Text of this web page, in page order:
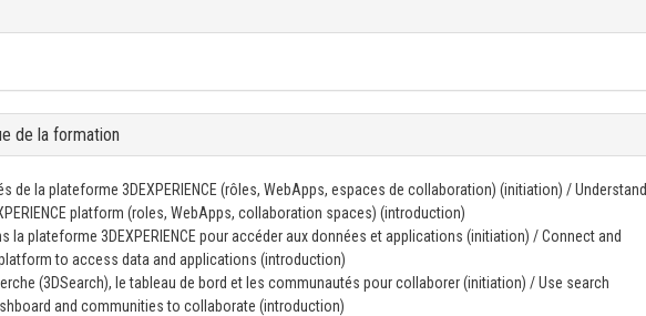
de la formation
de la plateforme 3DEXPERIENCE (rôles, WebApps, espaces de collaboration) (initiation) / Understand
platform (roles, WebApps, collaboration spaces) (introduction)
la plateforme 3DEXPERIENCE pour accéder aux données et applications (initiation) / Connect and
platform to access data and applications (introduction)
(3DSearch), le tableau de bord et les communautés pour collaborer (initiation) / Use search
and communities to collaborate (introduction)